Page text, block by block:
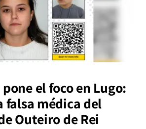
el foco en Lugo:
falsa médica del
Outeiro de Rei